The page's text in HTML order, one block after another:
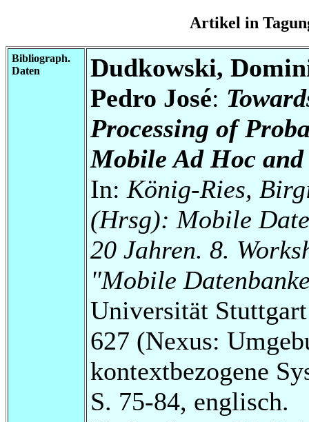
Artikel in
Bibliograph.
Daten
Dudkowski,
Pedro José:
Processing of
Mobile Ad Hoc
In: König-Ries,
(Hrsg): Mobile
20 Jahren. 8.
"Mobile
Universität
627 (Nexus:
kontextbezogene
S. 75-84, englisch.